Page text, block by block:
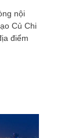
nội
Củ Chi
điểm